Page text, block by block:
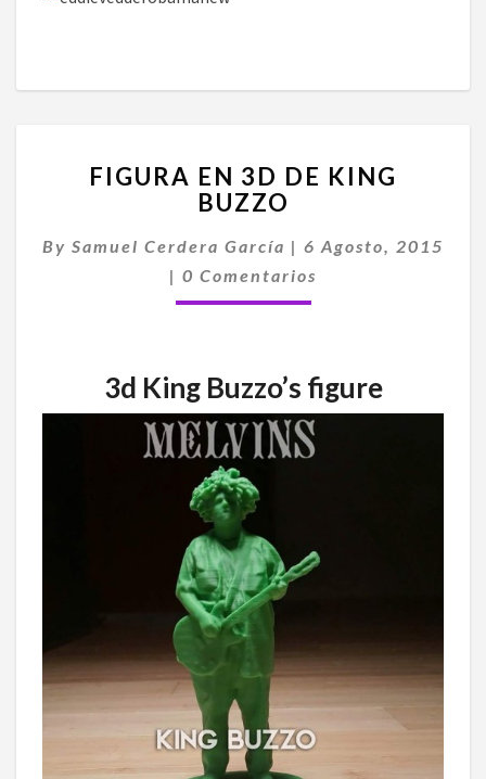
EN
3D
KING
BUZZO
FIGURA EN 3D DE KING
BUZZO
By Samuel Cerdera García | 6 Agosto, 2015
| Comentarios
0 Comentarios
3d King Buzzo’s figure